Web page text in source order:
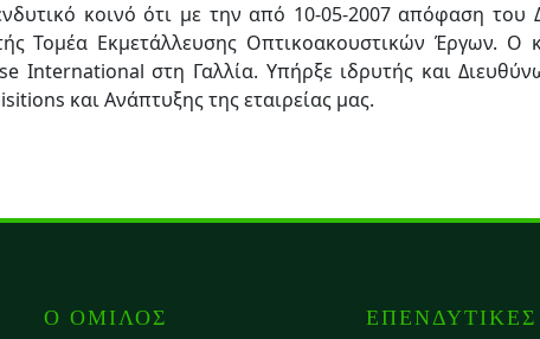
κοινό ότι με την από 10-05-2007 απόφαση του
Τομέα Εκμετάλλευσης Οπτικοακουστικών Έργων. Ο
International στη Γαλλία. Υπήρξε ιδρυτής και
και Ανάπτυξης της εταιρείας μας.
Ο ΟΜΙΛΟΣ
ΕΠΕΝΔΥΤΙΚΕΣ